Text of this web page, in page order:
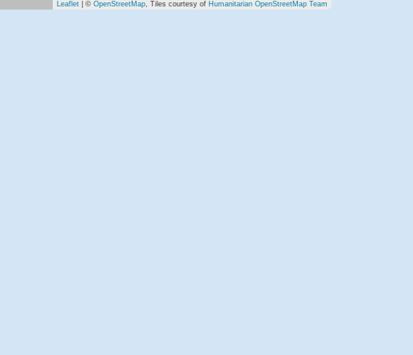
Leaflet| © OpenStreetMap, Tiles courtesy of Humanitarian OpenStreetMap Team